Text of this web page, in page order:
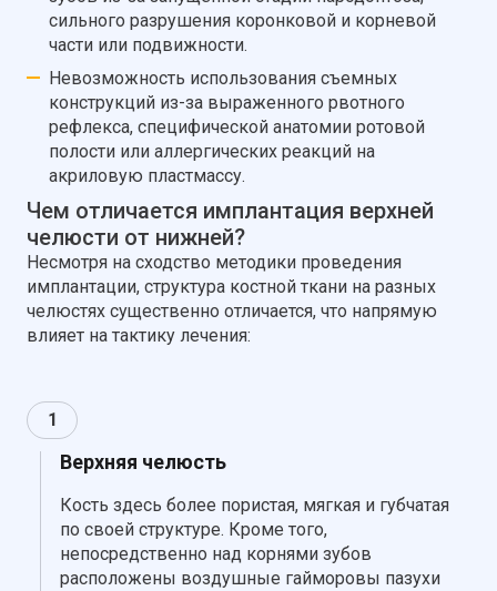
сильного разрушения коронковой и корневой
части или подвижности.
Невозможность использования съемных
конструкций из-за выраженного рвотного
рефлекса, специфической анатомии ротовой
полости или аллергических реакций на
акриловую пластмассу.
Чем отличается имплантация верхней
челюсти от нижней?
Несмотря на сходство методики проведения
имплантации, структура костной ткани на разных
челюстях существенно отличается, что напрямую
влияет на тактику лечения:
1
Верхняя челюсть
Кость здесь более пористая, мягкая и губчатая
по своей структуре. Кроме того,
непосредственно над корнями зубов
расположены воздушные гайморовы пазухи